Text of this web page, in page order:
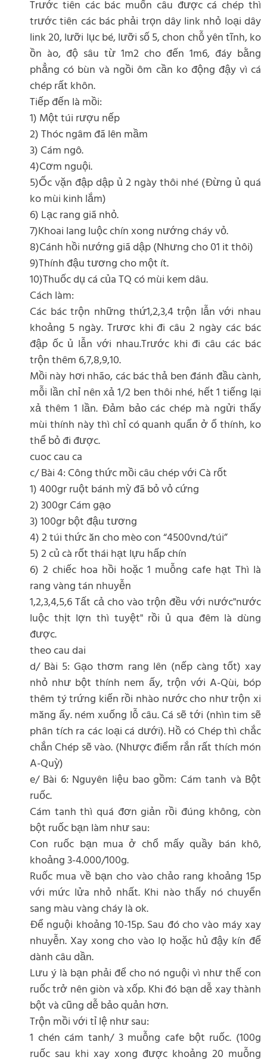
Trước tiên các bác muốn câu được cá chép thì
trước tiên các bác phải trọn dây link nhỏ loại dây
link 20, lưỡi lục bé, lưỡi số 5, chon chỗ yên tĩnh, ko
ồn ào, độ sâu từ 1m2 cho đến 1m6, đáy bằng
phẳng có bùn và ngồi ôm cần ko động đậy vì cá
chép rất khôn.
Tiếp đến là mồi:
1) Một túi rượu nếp
2) Thóc ngâm đã lên mầm
3) Cám ngô.
4)Cơm nguội.
5)Ốc vặn đập dập ủ 2 ngày thôi nhé (Đừng ủ quá
ko mùi kinh lắm)
6) Lạc rang giã nhỏ.
7)Khoai lang luộc chín xong nướng cháy vỏ.
8)Cánh hồi nướng giã dập (Nhưng cho 01 it thôi)
9)Thính đậu tương cho một ít.
10)Thuốc dụ cá của TQ có mùi kem dâu.
Cách làm:
Các bác trộn những thứ1,2,3,4 trộn lẫn với nhau
khoảng 5 ngày. Trươc khi đi câu 2 ngày các bác
đập ốc ủ lẫn với nhau.Trước khi đi câu các bác
trộn thêm 6,7,8,9,10.
Mồi này hơi nhão, các bác thả ben đánh đầu cành,
mỗi lần chỉ nên xả 1/2 ben thôi nhé, hết 1 tiếng lại
xả thêm 1 lần. Đảm bảo các chép mà ngửi thấy
mùi thính này thì chỉ có quanh quẩn ở ổ thính, ko
thể bỏ đi được.
cuoc cau ca
c/ Bài 4: Công thức mồi câu chép với Cà rốt
1) 400gr ruột bánh mỳ đã bỏ vỏ cứng
2) 300gr Cám gạo
3) 100gr bột đậu tương
4) 2 túi thức ăn cho mèo con “4500vnd/túi”
5) 2 củ cà rốt thái hạt lựu hấp chín
6) 2 chiếc hoa hồi hoặc 1 muỗng cafe hạt Thì là
rang vàng tán nhuyễn
1,2,3,4,5,6 Tất cả cho vào trộn đều với nước"nước
luộc thịt lợn thì tuyệt" rồi ủ qua đêm là dùng
được.
theo cau dai
d/ Bài 5: Gạo thơm rang lên (nếp càng tốt) xay
nhỏ như bột thính nem ấy, trộn với A-Qùi, bóp
thêm tý trứng kiến rồi nhào nước cho như trộn xi
măng ấy. ném xuống lỗ câu. Cá sẽ tới (nhìn tim sẽ
phân tích ra các loại cá dưới). Hồ có Chép thì chắc
chắn Chép sẽ vào. (Nhược điểm rắn rất thích món
A-Quỳ)
e/ Bài 6: Nguyên liệu bao gồm: Cám tanh và Bột
ruốc.
Cám tanh thì quá đơn giản rồi đúng không, còn
bột ruốc bạn làm như sau:
Con ruốc bạn mua ở chổ mấy quầy bán khô,
khoảng 3-4.000/100g.
Ruốc mua về bạn cho vào chảo rang khoảng 15p
với mức lửa nhỏ nhất. Khi nào thấy nó chuyển
sang màu vàng cháy là ok.
Để nguội khoảng 10-15p. Sau đó cho vào máy xay
nhuyễn. Xay xong cho vào lọ hoặc hủ đậy kín để
dành câu dần.
Lưu ý là bạn phải để cho nó nguội vì như thế con
ruốc trở nên giòn và xốp. Khi đó bạn dễ xay thành
bột và cũng dễ bảo quản hơn.
Trộn mồi với tỉ lệ như sau:
1 chén cám tanh/ 3 muỗng cafe bột ruốc. (100g
ruốc sau khi xay xong được khoảng 20 muỗng